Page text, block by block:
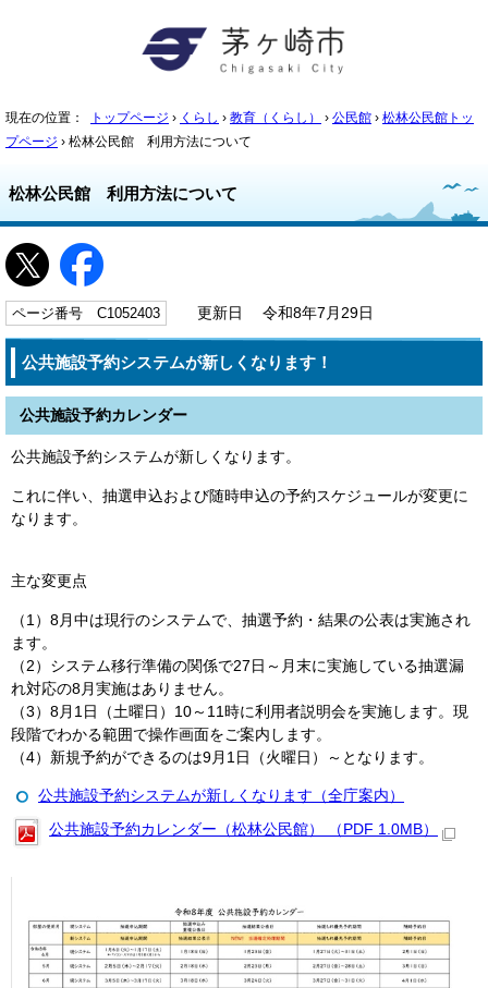
現在の位置： トップページ › くらし › 教育（くらし） › 公民館 › 松林公民館トッ
プページ › 松林公民館 利用方法について
松林公民館 利用方法について
ページ番号 C1052403 更新日 令和8年7月29日
公共施設予約システムが新しくなります！
公共施設予約カレンダー
公共施設予約システムが新しくなります。
これに伴い、抽選申込および随時申込の予約スケジュールが変更に
なります。
主な変更点
（1）8月中は現行のシステムで、抽選予約・結果の公表は実施され
ます。
（2）システム移行準備の関係で27日～月末に実施している抽選漏
れ対応の8月実施はありません。
（3）8月1日（土曜日）10～11時に利用者説明会を実施します。現
段階でわかる範囲で操作画面をご案内します。
（4）新規予約ができるのは9月1日（火曜日）～となります。
公共施設予約システムが新しくなります（全庁案内）
公共施設予約カレンダー（松林公民館） （PDF 1.0MB）